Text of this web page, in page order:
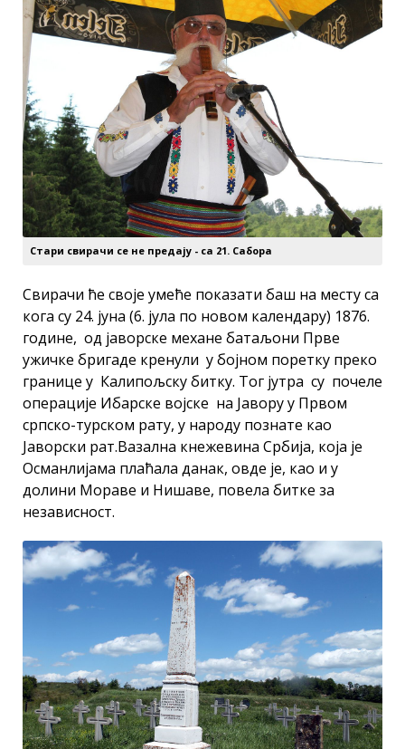
Стари свирачи се не предају - са 21. Сабора
Свирачи ће своје умеће показати баш на месту са
кога су 24. јуна (6. јула по новом календару) 1876.
године, од јаворске механе батаљони Прве
ужичке бригаде кренули у бојном поретку преко
границе у Калипољску битку. Тог јутра су почеле
операције Ибарске војске на Јавору у Првом
српско-турском рату, у народу познате као
Јаворски рат.Вазална кнежевина Србија, која је
Османлијама плаћала данак, овде је, као и у
долини Мораве и Нишаве, повела битке за
независност.